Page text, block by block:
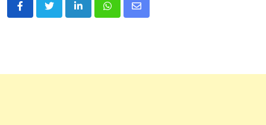
LinkedInWhatsappShare